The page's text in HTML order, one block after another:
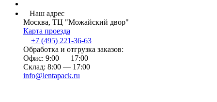
Наш адрес
Москва, ТЦ "Можайский двор"
Карта проезда
+7 (495) 221-36-63
Обработка и отгрузка заказов:
Офис: 9:00 — 17:00
Склад: 8:00 — 17:00
info@lentapack.ru